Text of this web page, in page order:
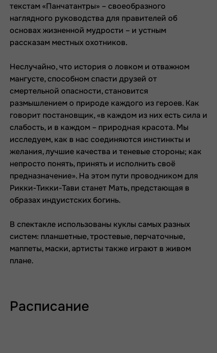
текстам «Панчатантры» – своеобразного
наглядного руководства для правителей об
основах жизненной мудрости – и устным
рассказам местных охотников.
Неслучайно, что история о ловком и отважном
мангусте, способном спасти друзей от
смертельной опасности, становится
размышлением о природе каждого из героев. Как
говорит постановщик, «в каждом из них есть сила и
слабость, и в каждом – природная красота. Мы
исследуем, как в нас соединяются инстинкты и
желания, лучшие качества и теневые стороны; как
непросто понять, принять и исполнить своё
предназначение». На этом пути проводником для
Рикки-Тикки-Тави станет Мать, предстающая в
образах индуистских богинь.
В спектакле использованы куклы самых разных
систем: планшетные, тростевые, перчаточные,
маппеты, маски, артисты также играют в живом
плане.
Расписание